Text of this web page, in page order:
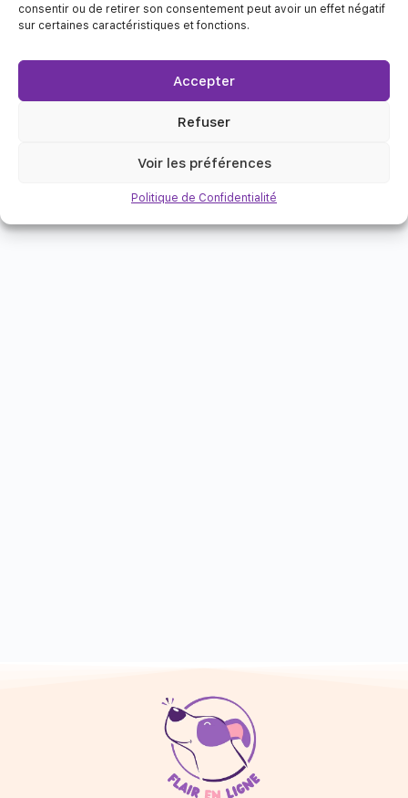
consentir ou de retirer son consentement peut avoir un effet négatif
sur certaines caractéristiques et fonctions.
Accepter
Refuser
Voir les préférences
Politique de Confidentialité